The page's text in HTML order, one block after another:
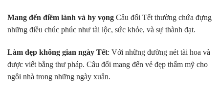
Mang đến điềm lành và hy vọng Câu đối Tết thường chứa đựng
những điều chúc phúc như tài lộc, sức khỏe, và sự thành đạt.
Làm đẹp không gian ngày Tết: Với những đường nét tài hoa và
được viết bằng thư pháp. Câu đối mang đến vẻ đẹp thẩm mỹ cho
ngôi nhà trong những ngày xuân.